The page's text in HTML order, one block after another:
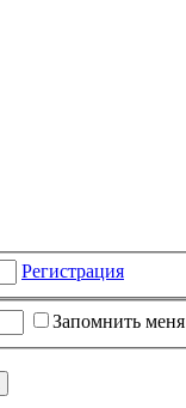
Регистрация
Запомнить меня